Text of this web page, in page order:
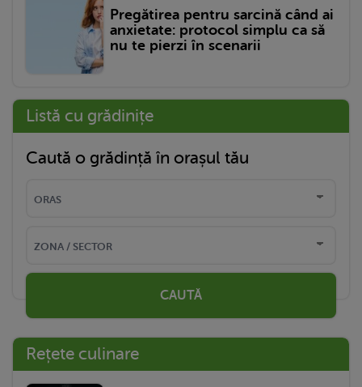
Pregătirea pentru sarcină când ai
anxietate: protocol simplu ca să
nu te pierzi în scenarii
Listă cu grădinițe
Caută o grădință în orașul tău
CAUTĂ
Rețete culinare